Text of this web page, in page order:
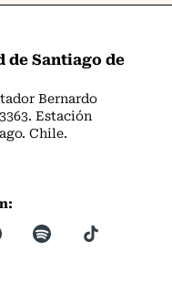
de Santiago de
Bernardo
Estación
Chile.